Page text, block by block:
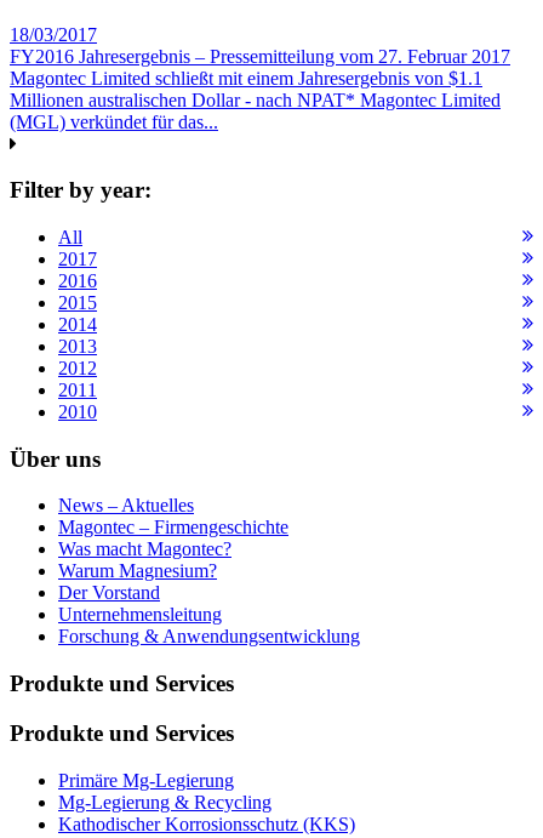
18/03/2017
FY2016 Jahresergebnis – Pressemitteilung vom 27. Februar 2017
Magontec Limited schließt mit einem Jahresergebnis von $1.1
Millionen australischen Dollar - nach NPAT* Magontec Limited
(MGL) verkündet für das...
Filter by year:
All
2017
2016
2015
2014
2013
2012
2011
2010
Über uns
News – Aktuelles
Magontec – Firmengeschichte
Was macht Magontec?
Warum Magnesium?
Der Vorstand
Unternehmensleitung
Forschung & Anwendungsentwicklung
Produkte und Services
Produkte und Services
Primäre Mg-Legierung
Mg-Legierung & Recycling
Kathodischer Korrosionsschutz (KKS)